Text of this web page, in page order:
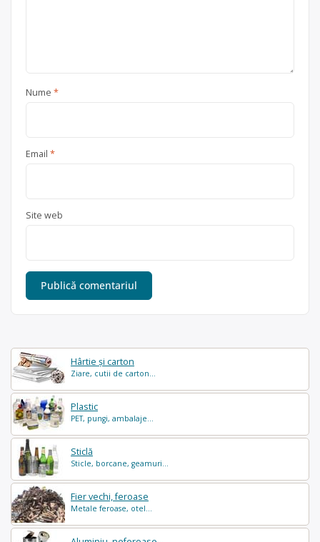
Hârtie și carton
Ziare, cutii de carton...
Plastic
PET, pungi, ambalaje...
Sticlă
Sticle, borcane, geamuri...
Fier vechi, feroase
Metale feroase, otel...
Nume *
Email *
Site web